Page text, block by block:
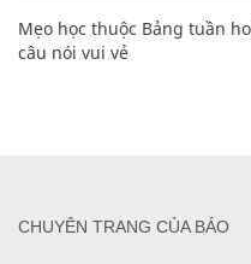
Mẹo học thuộc Bảng tuần
câu nói vui vẻ
CHUYÊN TRANG CỦA BÁO